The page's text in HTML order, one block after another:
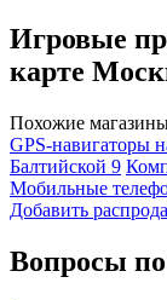
Игровые
карте
Похожие
GPS-навигаторы
Балтийской 9
Мобильные
Добавить
Вопросы